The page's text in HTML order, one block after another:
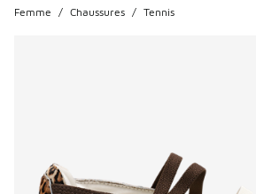
Femme / Chaussures / Tennis